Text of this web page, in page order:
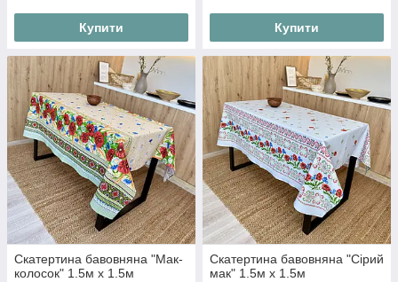
Купити Купити
Скатертина бавовняна "Мак-
колосок" 1.5м х 1.5м
Скатертина бавовняна "Сірий
мак" 1.5м х 1.5м